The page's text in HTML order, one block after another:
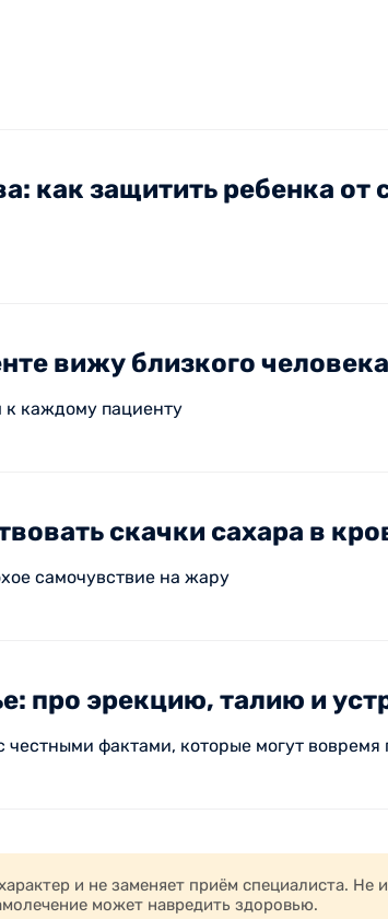
как защитить ребенка
вижу близкого человека
к каждому пациенту
скачки сахара в
самочувствие на жару
про эрекцию, талию и
честными фактами, которые могут вовремя
и не заменяет приём специалиста. Не
может навредить здоровью.